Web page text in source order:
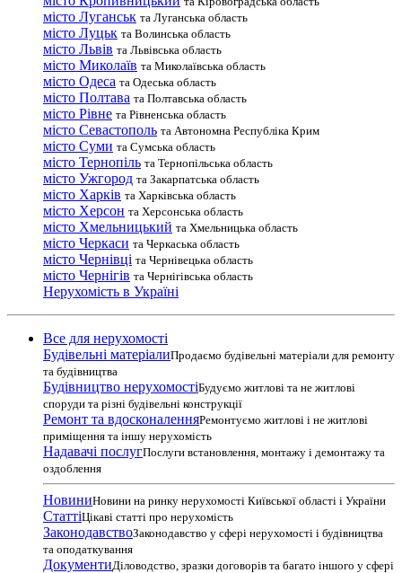
місто Луганськ та Луганська область
місто Луцьк та Волинська область
місто Львів та Львівська область
місто Миколаїв та Миколаївська область
місто Одеса та Одеська область
місто Полтава та Полтавська область
місто Рівне та Рівненська область
місто Севастополь та Автономна Республіка Крим
місто Суми та Сумська область
місто Тернопіль та Тернопільська область
місто Ужгород та Закарпатська область
місто Харків та Харківська область
місто Херсон та Херсонська область
місто Хмельницький та Хмельницька область
місто Черкаси та Черкаська область
місто Чернівці та Чернівецька область
місто Чернігів та Чернігівська область
Нерухомість в Україні
Все для нерухомості
Будівельні матеріалиПродаємо будівельні матеріали для ремонту
та будівництва
Будівництво нерухомостіБудуємо житлові та не житлові
споруди та різні будівельні конструкції
Ремонт та вдосконаленняРемонтуємо житлові і не житлові
приміщення та іншу нерухомість
Надавачі послугПослуги встановлення, монтажу і демонтажу та
оздоблення
НовиниНовини на ринку нерухомості Київської області і України
СтаттіЦікаві статті про нерухомість
ЗаконодавствоЗаконодавство у сфері нерухомості і будівництва
та оподаткування
ДокументиДіловодство, зразки договорів та багато іншого у сфері